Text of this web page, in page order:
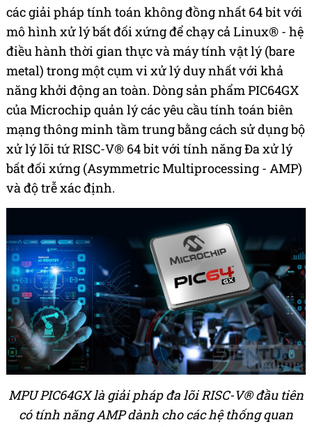
các giải pháp tính toán không đồng nhất 64 bit với
mô hình xử lý bất đối xứng để chạy cả Linux® - hệ
điều hành thời gian thực và máy tính vật lý (bare
metal) trong một cụm vi xử lý duy nhất với khả
năng khởi động an toàn. Dòng sản phẩm PIC64GX
của Microchip quản lý các yêu cầu tính toán biên
mạng thông minh tầm trung bằng cách sử dụng bộ
xử lý lõi tứ RISC-V® 64 bit với tính năng Đa xử lý
bất đối xứng (Asymmetric Multiprocessing - AMP)
và độ trễ xác định.
MPU PIC64GX là giải pháp đa lõi RISC-V® đầu tiên
có tính năng AMP dành cho các hệ thống quan